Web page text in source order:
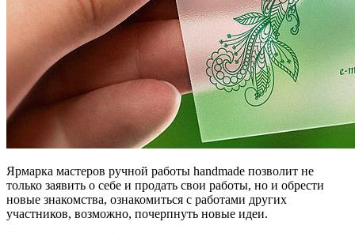
Ярмарка мастеров ручной работы handmade позволит не
только заявить о себе и продать свои работы, но и обрести
новые знакомства, ознакомиться с работами других
участников, возможно, почерпнуть новые идеи.